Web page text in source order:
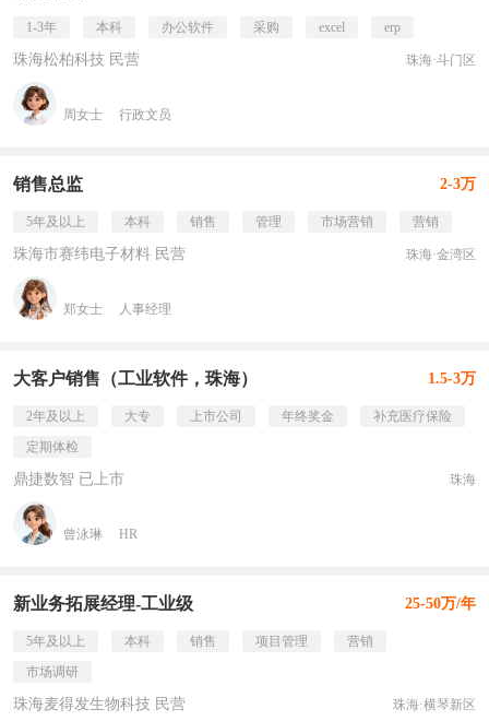
1-3年 本科 办公软件 采购 excel erp
珠海松柏科技 民营 珠海·斗门区
周女士 行政文员
销售总监 2-3万
5年及以上 本科 销售 管理 市场营销 营销
珠海市赛纬电子材料 民营 珠海·金湾区
郑女士 人事经理
大客户销售（工业软件，珠海） 1.5-3万
2年及以上 大专 上市公司 年终奖金
补充医疗保险
定期体检
鼎捷数智 已上市 珠海
曾泳琳 HR
新业务拓展经理-工业级 25-50万/年
5年及以上 本科 销售 项目管理
营销
市场调研
珠海麦得发生物科技 民营 珠海·横琴新区